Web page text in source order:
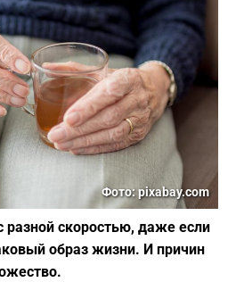
Фото: pixabay.com
разной скоростью, даже если
образ жизни. И причин